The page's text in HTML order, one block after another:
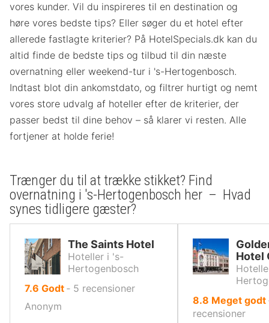
vores kunder. Vil du inspireres til en destination og
høre vores bedste tips? Eller søger du et hotel efter
allerede fastlagte kriterier? På HotelSpecials.dk kan du
altid finde de bedste tips og tilbud til din næste
overnatning eller weekend-tur i 's-Hertogenbosch.
Indtast blot din ankomstdato, og filtrer hurtigt og nemt
vores store udvalg af hoteller efter de kriterier, der
passer bedst til dine behov – så klarer vi resten. Alle
fortjener at holde ferie!
Trænger du til at trække stikket? Find
overnatning i 's-Hertogenbosch her – Hvad
synes tidligere gæster?
The Saints Hotel
Hoteller i 's-
Hertogenbosch
7.6 ud
10,
Godt ‐ 5 recensioner
Anonym
Hotel
8.8 ud
af
Meget godt
recensioner